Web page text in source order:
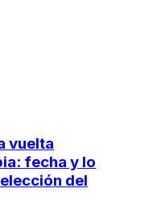
vuelta
fecha y lo
del